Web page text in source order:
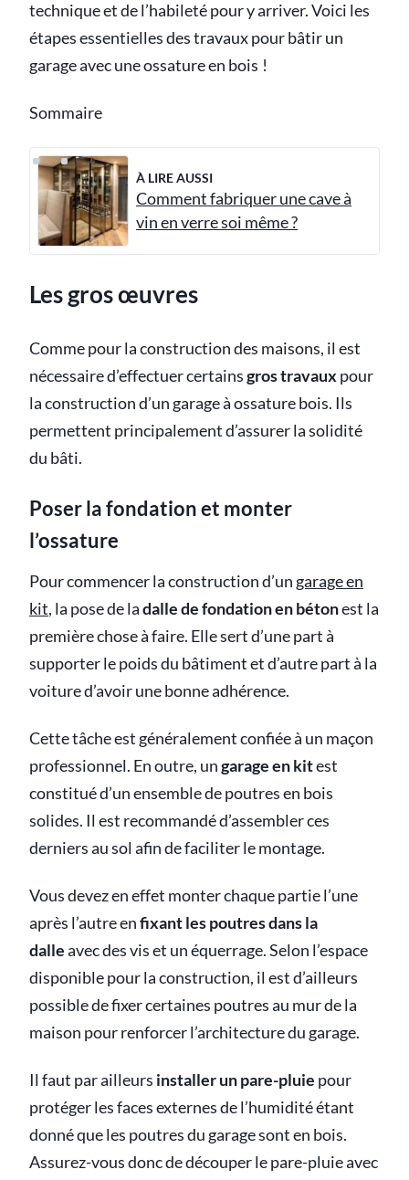
technique et de l’habileté pour y arriver. Voici les
étapes essentielles des travaux pour bâtir un
garage avec une ossature en bois !
Sommaire
À LIRE AUSSI
Comment fabriquer une cave à
vin en verre soi même ?
Les gros œuvres
Comme pour la construction des maisons, il est
nécessaire d’effectuer certainsgros travaux pour
la construction d’un garage à ossature bois. Ils
permettent principalement d’assurer la solidité
du bâti.
Poser la fondation et monter
l’ossature
Pour commencer la construction d’un garage en
kit, la pose de ladalle de fondation en bétonest la
première chose à faire. Elle sert d’une part à
supporter le poids du bâtiment et d’autre part à la
voiture d’avoir une bonne adhérence.
Cette tâche est généralement confiée à un maçon
professionnel. En outre, ungarage en kitest
constitué d’un ensemble de poutres en bois
solides. Il est recommandé d’assembler ces
derniers au sol afin de faciliter le montage.
Vous devez en effet monter chaque partie l’une
après l’autre enfixant les poutres dans la
dalleavec des vis et un équerrage. Selon l’espace
disponible pour la construction, il est d’ailleurs
possible de fixer certaines poutres au mur de la
maison pour renforcer l’architecture du garage.
Il faut par ailleurs installer un pare-pluie pour
protéger les faces externes de l’humidité étant
donné que les poutres du garage sont en bois.
Assurez-vous donc de découper le pare-pluie avec